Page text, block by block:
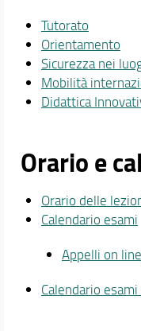
Tutorato
Orientamento
Sicurezza nei
Mobilità
Didattica
Orario e
Orario delle
Calendario esami
Appelli on line
Calendario